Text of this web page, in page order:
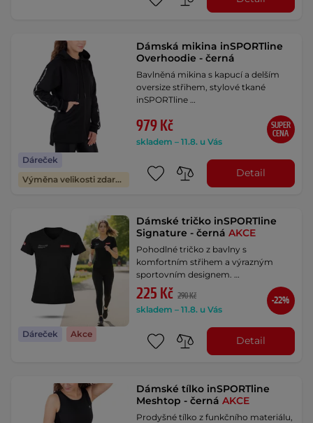
Dáreček
Výměna velikosti zdarma
Dámská mikina inSPORTline
Overhoodie - černá
Bavlněná mikina s kapucí a delším
oversize střihem, stylové tkané
inSPORTline …
979 Kč
skladem – 11.8. u Vás
SUPER
CENA
Detail
Dáreček Akce
Dámské tričko inSPORTline
Signature - černáAKCE
Pohodlné tričko z bavlny s
komfortním střihem a výrazným
sportovním designem. …
225 Kč 290 Kč
skladem – 11.8. u Vás
-22%
Detail
Dámské tílko inSPORTline
Meshtop - černáAKCE
Prodyšné tílko z funkčního materiálu,